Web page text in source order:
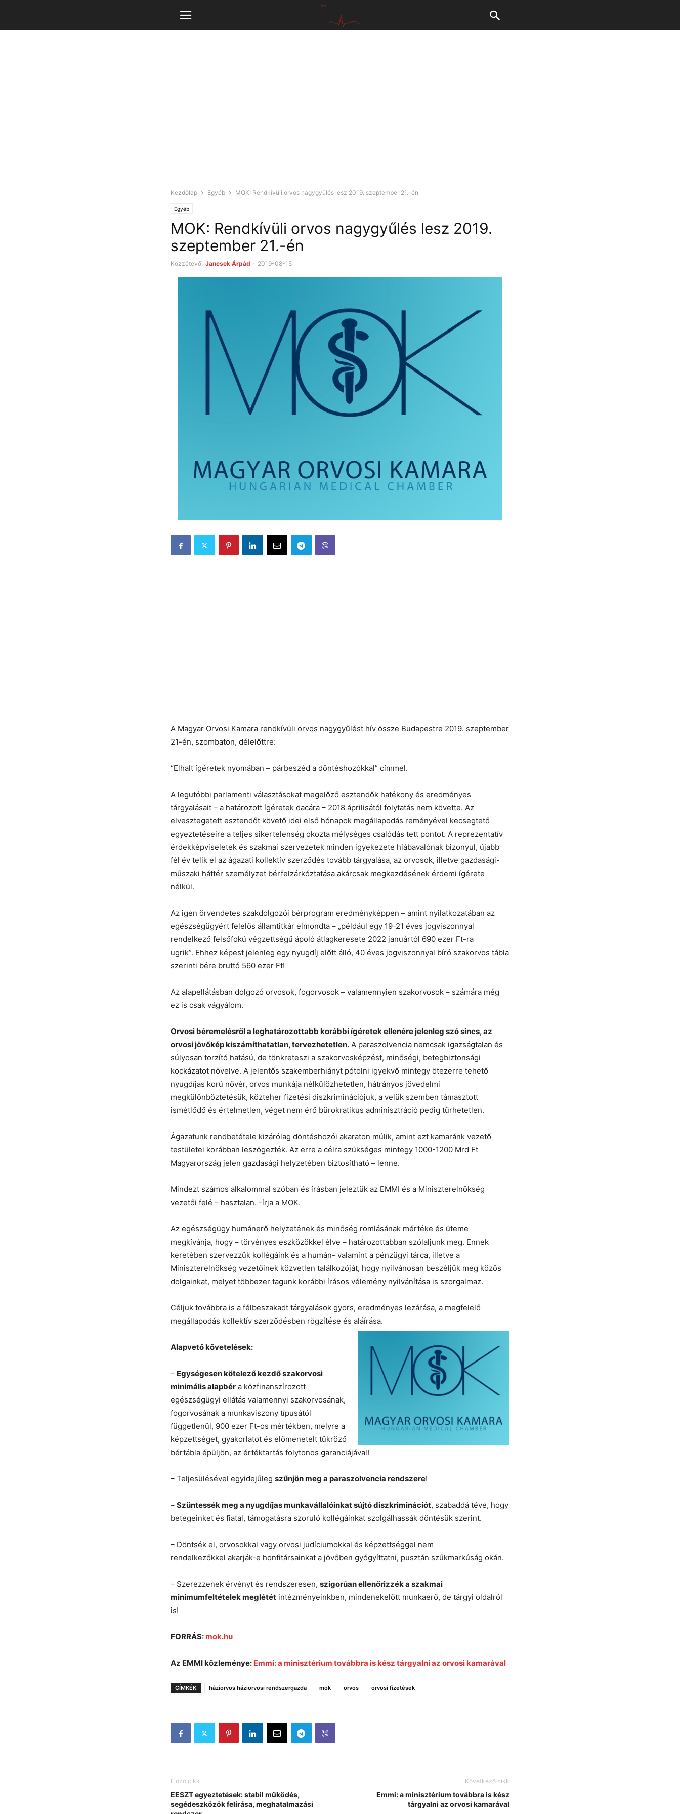
Kezdőlap Egyéb MOK: Rendkívüli orvos nagygyűlés lesz 2019. szeptember 21.-én
Egyéb
MOK: Rendkívüli orvos nagygyűlés lesz 2019.
szeptember 21.-én
Közzétevő: Jancsek Árpád - 2019-08-15
A Magyar Orvosi Kamara rendkívüli orvos nagygyűlést hív össze Budapestre 2019. szeptember
21-én, szombaton, délelőttre:
“Elhalt ígéretek nyomában – párbeszéd a döntéshozókkal” címmel.
A legutóbbi parlamenti választásokat megelőző esztendők hatékony és eredményes
tárgyalásait – a határozott ígéretek dacára – 2018 áprilisától folytatás nem követte. Az
elvesztegetett esztendőt követő idei első hónapok megállapodás reményével kecsegtető
egyeztetéseire a teljes sikertelenség okozta mélységes csalódás tett pontot. A reprezentatív
érdekképviseletek és szakmai szervezetek minden igyekezete hiábavalónak bizonyul, újabb
fél év telik el az ágazati kollektív szerződés tovább tárgyalása, az orvosok, illetve gazdasági-
műszaki háttér személyzet bérfelzárkóztatása akárcsak megkezdésének érdemi ígérete
nélkül.
Az igen örvendetes szakdolgozói bérprogram eredményképpen – amint nyilatkozatában az
egészségügyért felelős államtitkár elmondta – „például egy 19-21 éves jogviszonnyal
rendelkező felsőfokú végzettségű ápoló átlagkeresete 2022 januártól 690 ezer Ft-ra
ugrik”. Ehhez képest jelenleg egy nyugdíj előtt álló, 40 éves jogviszonnyal bíró szakorvos tábla
szerinti bére bruttó 560 ezer Ft!
Az alapellátásban dolgozó orvosok, fogorvosok – valamennyien szakorvosok – számára még
ez is csak vágyálom.
Orvosi béremelésről a leghatározottabb korábbi ígéretek ellenére jelenleg szó sincs, az
orvosi jövőkép kiszámíthatatlan, tervezhetetlen. A paraszolvencia nemcsak igazságtalan és
súlyosan torzító hatású, de tönkreteszi a szakorvosképzést, minőségi, betegbiztonsági
kockázatot növelve. A jelentős szakemberhiányt pótolni igyekvő mintegy ötezerre tehető
nyugdíjas korú nővér, orvos munkája nélkülözhetetlen, hátrányos jövedelmi
megkülönböztetésük, közteher fizetési diszkriminációjuk, a velük szemben támasztott
ismétlődő és értelmetlen, véget nem érő bürokratikus adminisztráció pedig tűrhetetlen.
Ágazatunk rendbetétele kizárólag döntéshozói akaraton múlik, amint ezt kamaránk vezető
testületei korábban leszögezték. Az erre a célra szükséges mintegy 1000-1200 Mrd Ft
Magyarország jelen gazdasági helyzetében biztosítható – lenne.
Mindezt számos alkalommal szóban és írásban jeleztük az EMMI és a Miniszterelnökség
vezetői felé – hasztalan. -írja a MOK.
Az egészségügy humánerő helyzetének és minőség romlásának mértéke és üteme
megkívánja, hogy – törvényes eszközökkel élve – határozottabban szólaljunk meg. Ennek
keretében szervezzük kollégáink és a humán- valamint a pénzügyi tárca, illetve a
Miniszterelnökség vezetőinek közvetlen találkozóját, hogy nyilvánosan beszéljük meg közös
dolgainkat, melyet többezer tagunk korábbi írásos vélemény nyilvánítása is szorgalmaz.
Céljuk továbbra is a félbeszakadt tárgyalások gyors, eredményes lezárása, a megfelelő
megállapodás kollektív szerződésben rögzítése és aláírása.
Alapvető követelések:
– Egységesen kötelező kezdő szakorvosi
minimális alapbér a közfinanszírozott
egészségügyi ellátás valamennyi szakorvosának,
fogorvosának a munkaviszony típusától
függetlenül, 900 ezer Ft-os mértékben, melyre a
képzettséget, gyakorlatot és előmenetelt tükröző
bértábla épüljön, az értéktartás folytonos garanciájával!
– Teljesülésével egyidejűleg szűnjön meg a paraszolvencia rendszere!
– Szüntessék meg a nyugdíjas munkavállalóinkat sújtó diszkriminációt, szabaddá téve, hogy
betegeinket és fiatal, támogatásra szoruló kollégáinkat szolgálhassák döntésük szerint.
– Döntsék el, orvosokkal vagy orvosi judíciumokkal és képzettséggel nem
rendelkezőkkel akarják-e honfitársainkat a jövőben gyógyíttatni, pusztán szűkmarkúság okán.
– Szerezzenek érvényt és rendszeresen, szigorúan ellenőrizzék a szakmai
minimumfeltételek meglétét intézményeinkben, mindenekelőtt munkaerő, de tárgyi oldalról
is!
FORRÁS: mok.hu
Az EMMI közleménye: Emmi: a minisztérium továbbra is kész tárgyalni az orvosi kamarával
CÍMKÉK háziorvos háziorvosi rendszergazda mok orvos orvosi fizetések
Előző cikk
EESZT egyeztetések: stabil működés,
segédeszközök felírása, meghatalmazási
Következő cikk
Emmi: a minisztérium továbbra is kész
tárgyalni az orvosi kamarával